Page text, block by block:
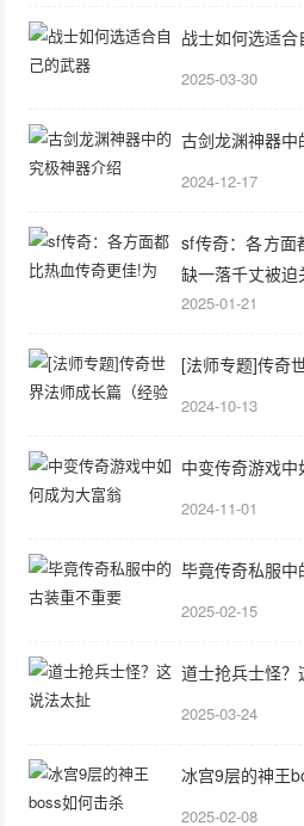
战士如何选适
2025-03-30
古剑龙渊神器
2024-12-17
sf传奇：各方面
缺一落千丈被迫
2025-01-21
[法师专题]传奇
2024-10-13
中变传奇游戏
2024-11-01
毕竟传奇私服
2025-02-15
道士抢兵士怪？
2025-03-24
冰宫9层的神王
2025-02-08